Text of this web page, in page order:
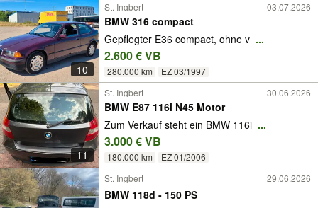
10
St. Ingbert 03.07.2026
BMW 316 compact
Gepflegter E36 compact, ohne v ...
2.600 € VB
280.000 km EZ 03/1997
11
St. Ingbert 30.06.2026
BMW E87 116i N45 Motor
Zum Verkauf steht ein BMW 116i ...
3.000 € VB
180.000 km EZ 01/2006
St. Ingbert 29.06.2026
BMW 118d - 150 PS